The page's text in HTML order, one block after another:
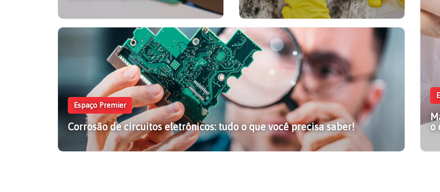
Como evitar resíduos em
equipamentos eletrônicos?
Entenda como evitar resíduos em
equipamentos eletrônicos e veja quais
cuidados ajudam a melhorar a limpeza e
o desempenho dos componentes.
o
Espaço Premier
Corrosão de circuitos eletrônicos: tudo o que você precisa saber!